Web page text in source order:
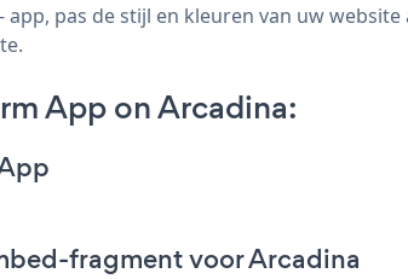
pas de stijl en kleuren van uw
App on Arcadina:
fragment voor Arcadina